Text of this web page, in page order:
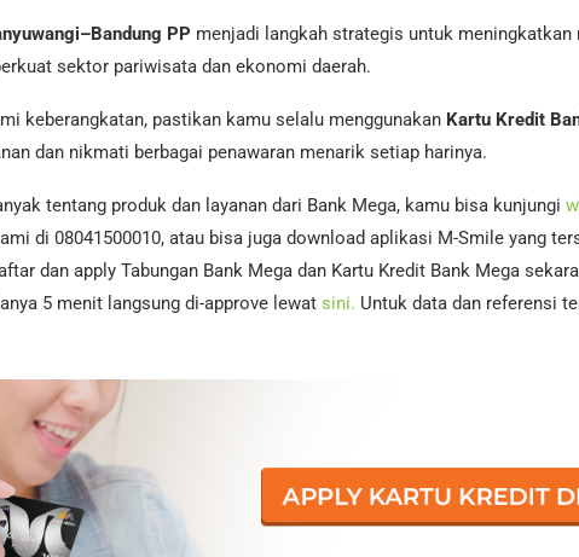
PP menjadi langkah strategis untuk
sektor pariwisata dan ekonomi daerah.
keberangkatan, pastikan kamu selalu menggunakan Kartu Kredit
dan nikmati berbagai penawaran menarik setiap harinya.
tentang produk dan layanan dari Bank Mega, kamu bisa kunjungi
di 08041500010, atau bisa juga download aplikasi M-Smile yang
dan apply Tabungan Bank Mega dan Kartu Kredit Bank Mega
5 menit langsung di-approve lewat sini. Untuk data dan referensi